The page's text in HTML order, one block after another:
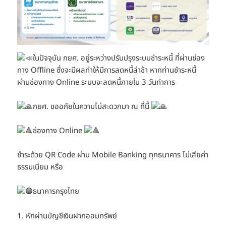
ในปัจจุบัน กยศ. อยู่ระหว่างปรับปรุงระบบชำระหนี้ ที่ผ่านช่อง
ทาง Offline ซึ่งจะมีผลทำให้มีการลดหนี้ล่าช้า หากท่านชำระหนี้
ผ่านช่องทาง Online ระบบจะลดหนี้ภายใน 3 วันทำการ
กยศ. ขออภัยในความไม่สะดวกมา ณ ที่นี้
ช่องทาง Online
ชำระด้วย QR Code ผ่าน Mobile Banking ทุกธนาคาร ไม่เสียค่า
ธรรมเนียม หรือ
ธนาคารกรุงไทย
1. หักผ่านบัญชีเงินฝากออมทรัพย์